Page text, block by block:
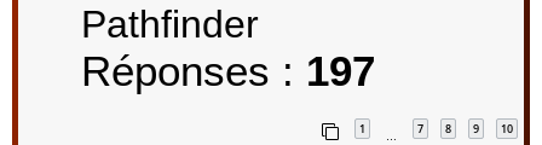
Pathfinder
Réponses : 197
1
…
7 8 9 10